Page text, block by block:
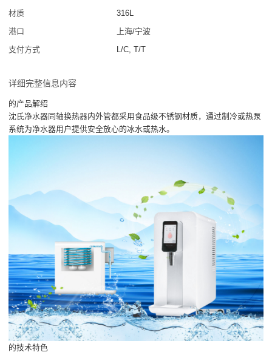
材质
316L
港口
上海/宁波
支付方式
L/C, T/T
详细完整信息内容
的产品解绍
沈氏净水器同轴换热器内外管都采用食品级不锈钢材质，通过制冷或热泵
系统为净水器用户提供安全放心的冰水或热水。
的技术特色